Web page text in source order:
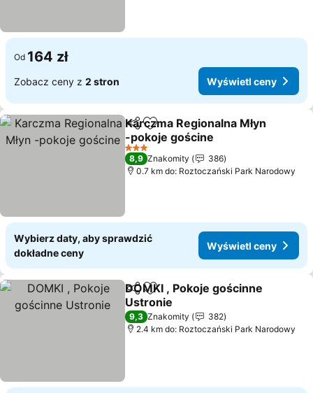
Od 164 zł
Zobacz ceny z 2 stron Wyświetl ceny
Udostępnij
Dodaj do ulubionych
Karczma Regionalna Młyn
-pokoje gościne
3 Kategoria
8,9 Znakomity
386
0.7 km do: Roztoczański Park Narodowy
Wybierz daty, aby sprawdzić
dokładne ceny
Wyświetl ceny
UdostępnijDodaj do ulubionych
DOMKI , Pokoje gościnne
Ustronie
9,3 Znakomity
382
2.4 km do: Roztoczański Park Narodowy